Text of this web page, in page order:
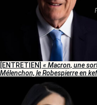
[ENTRETIEN] « Macron, une
Mélenchon, le Robespierre en